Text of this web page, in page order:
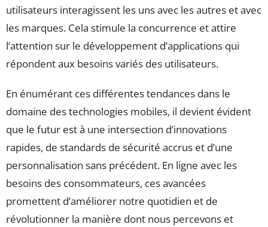
utilisateurs interagissent les uns avec les autres et avec
les marques. Cela stimule la concurrence et attire
l’attention sur le développement d’applications qui
répondent aux besoins variés des utilisateurs.
En énumérant ces différentes tendances dans le
domaine des technologies mobiles, il devient évident
que le futur est à une intersection d’innovations
rapides, de standards de sécurité accrus et d’une
personnalisation sans précédent. En ligne avec les
besoins des consommateurs, ces avancées
promettent d’améliorer notre quotidien et de
révolutionner la manière dont nous percevons et